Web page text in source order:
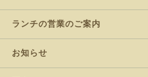
ランチの営業のご案内
お知らせ